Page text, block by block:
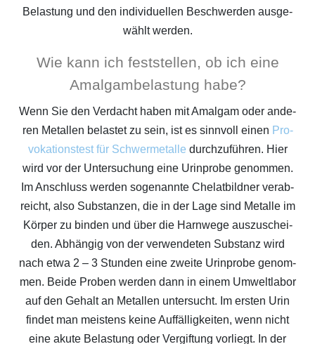
Belas­tung und den indi­vi­du­el­len Beschwer­den aus­ge­
wählt werden.
Wie kann ich fest­stel­len, ob ich eine
Amal­gam­be­las­tung habe?
Wenn Sie den Ver­dacht haben mit Amal­gam oder ande­
ren Metal­len belas­tet zu sein, ist es sinn­voll einen Pro­
vo­ka­ti­ons­test für Schwer­me­tal­le durch­zu­füh­ren. Hier
wird vor der Unter­su­chung eine Urin­pro­be genom­men.
Im Anschluss wer­den soge­nann­te Che­lat­bild­ner ver­ab­
reicht, also Sub­stan­zen, die in der Lage sind Metal­le im
Kör­per zu bin­den und über die Harn­we­ge aus­zu­schei­
den. Abhän­gig von der ver­wen­de­ten Sub­stanz wird
nach etwa 2 – 3 Stun­den eine zwei­te Urin­pro­be genom­
men. Bei­de Pro­ben wer­den dann in einem Umwelt­la­bor
auf den Gehalt an Metal­len unter­sucht. Im ers­ten Urin
fin­det man meis­tens kei­ne Auf­fäl­lig­kei­ten, wenn nicht
eine aku­te Belas­tung oder Ver­gif­tung vor­liegt. In der